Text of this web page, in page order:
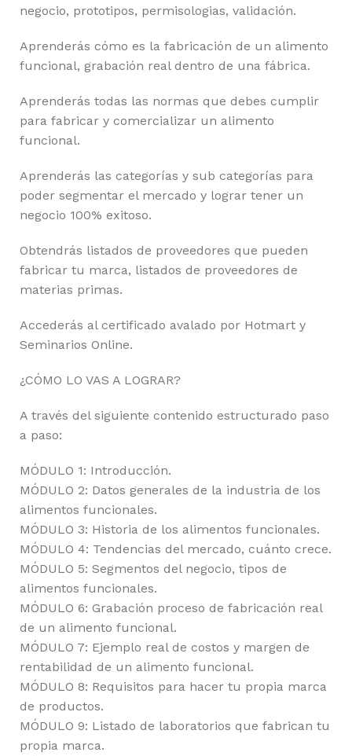
negocio, prototipos, permisologias, validación.
Aprenderás cómo es la fabricación de un alimento
funcional, grabación real dentro de una fábrica.
Aprenderás todas las normas que debes cumplir
para fabricar y comercializar un alimento
funcional.
Aprenderás las categorías y sub categorías para
poder segmentar el mercado y lograr tener un
negocio 100% exitoso.
Obtendrás listados de proveedores que pueden
fabricar tu marca, listados de proveedores de
materias primas.
Accederás al certificado avalado por Hotmart y
Seminarios Online.
¿CÓMO LO VAS A LOGRAR?
A través del siguiente contenido estructurado paso
a paso:
MÓDULO 1: Introducción.
MÓDULO 2: Datos generales de la industria de los
alimentos funcionales.
MÓDULO 3: Historia de los alimentos funcionales.
MÓDULO 4: Tendencias del mercado, cuánto crece.
MÓDULO 5: Segmentos del negocio, tipos de
alimentos funcionales.
MÓDULO 6: Grabación proceso de fabricación real
de un alimento funcional.
MÓDULO 7: Ejemplo real de costos y margen de
rentabilidad de un alimento funcional.
MÓDULO 8: Requisitos para hacer tu propia marca
de productos.
MÓDULO 9: Listado de laboratorios que fabrican tu
propia marca.